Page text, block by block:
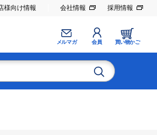
様向け情報 会社情報 採用情報
メルマガ 会員 買い物かご